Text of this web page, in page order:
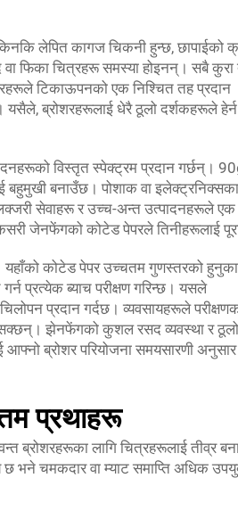
लेपित कागज चिकनी हुन्छ, छापाईको
फिका चित्रहरू समस्या होइनन्। सबै कुरा
टिकाऊपनको एक निश्चित तह प्रदान
यसैले, ब्रोशरहरूलाई धेरै ठूलो दर्शकहरूले
विस्तृत स्पेक्ट्रम प्रदान गर्छन्।
बनाउँछ। पोशाक वा इलेक्ट्रनिक्सका
सेवाहरू र उच्च-अन्त उत्पादनहरूले
जेनफेंगको कोटेड पेपरले तिनीहरूलाई
कोटेड पेपर उच्चतम गुणस्तरको
प्रत्येक ब्याच परीक्षण गरिन्छ। यसले
प्रदान गर्दछ। व्यवसायहरूले
सक्छन्। झेनफेंगको कुशल रसद व्यवस्था र ठूलो
ब्रोशर परियोजना समयसारणी अनुसार
प्रथाहरू
ब्रोशरहरूका लागि चित्रहरूलाई तीव्र
छ भने चमकदार वा म्याट समाप्ति अधिक